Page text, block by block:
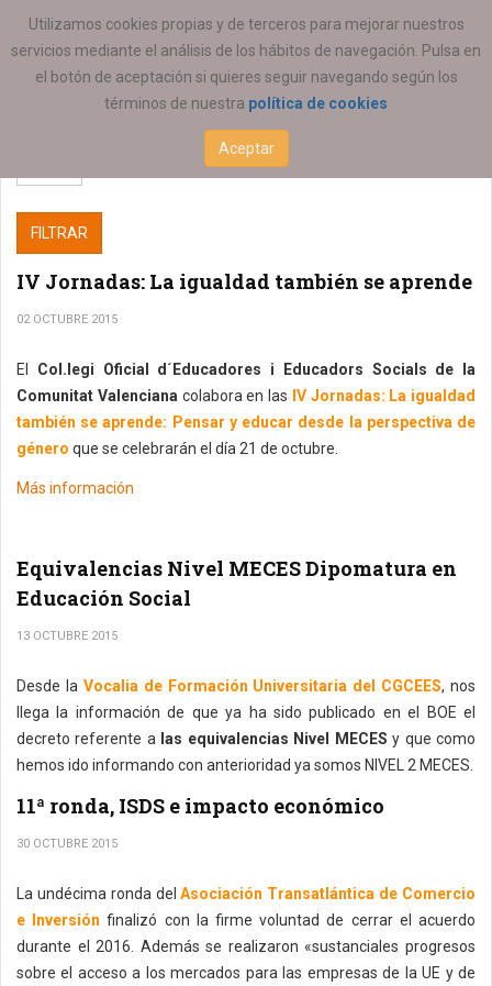
Utilizamos cookies propias y de terceros para mejorar nuestros
servicios mediante el análisis de los hábitos de navegación. Pulsa en
el botón de aceptación si quieres seguir navegando según los
términos de nuestra política de cookies
Aceptar
ESTÁ AQUÍ: SERVICIOS
FILTRAR
IV Jornadas: La igualdad también se aprende
02 OCTUBRE 2015
El
Col.legi Oficial d´Educadores i Educadors Socials de la
Comunitat Valenciana colabora en las IV Jornadas: La igualdad
también se aprende: Pensar y educar desde la perspectiva de
género que se celebrarán el día 21 de octubre.
Más información
Equivalencias Nivel MECES Dipomatura en
Educación Social
13 OCTUBRE 2015
Desde la Vocalia de Formación Universitaria del CGCEES, nos
llega la información de que ya ha sido publicado en el BOE el
decreto referente a las equivalencias Nivel MECES y que como
hemos ido informando con anterioridad ya somos NIVEL 2 MECES.
11ª ronda, ISDS e impacto económico
30 OCTUBRE 2015
La undécima ronda delAsociación Transatlántica de Comercio
e Inversión finalizó con la firme voluntad de cerrar el acuerdo
durante el 2016. Además se realizaron «sustanciales progresos
sobre el acceso a los mercados para las empresas de la UE y de